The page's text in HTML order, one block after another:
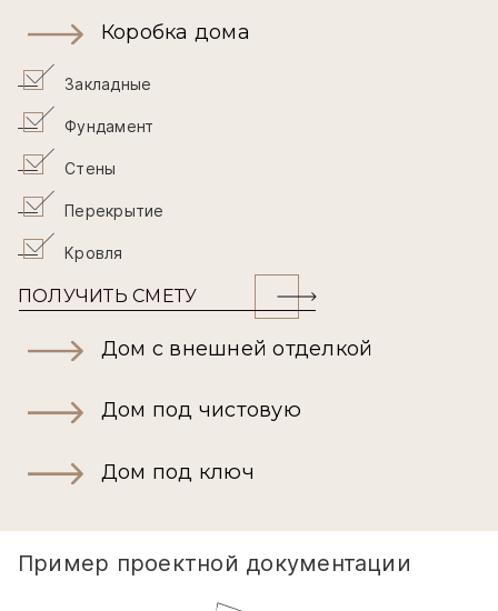
Коробка дома
Закладные
Фундамент
Стены
Перекрытие
Кровля
ПОЛУЧИТЬ СМЕТУ
Дом с внешней отделкой
Дом под чистовую
Дом под ключ
Пример проектной документации